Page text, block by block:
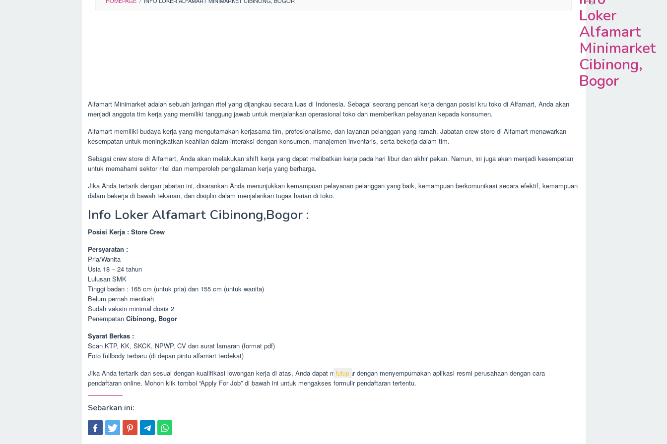
Loker
Alfamart
Minimarket
Cibinong,
Bogor
Alfamart Minimarket adalah sebuah jaringan ritel yang dijangkau secara luas di Indonesia. Sebagai seorang pencari kerja dengan posisi kru toko di Alfamart, Anda akan
menjadi anggota tim kerja yang memiliki tanggung jawab untuk menjalankan operasional toko dan memberikan pelayanan kepada konsumen.
Alfamart memiliki budaya kerja yang mengutamakan kerjasama tim, profesionalisme, dan layanan pelanggan yang ramah. Jabatan crew store di Alfamart menawarkan
kesempatan untuk meningkatkan keahlian dalam interaksi dengan konsumen, manajemen inventaris, serta bekerja dalam tim.
Sebagai crew store di Alfamart, Anda akan melakukan shift kerja yang dapat melibatkan kerja pada hari libur dan akhir pekan. Namun, ini juga akan menjadi kesempatan
untuk memahami sektor ritel dan memperoleh pengalaman kerja yang berharga.
Jika Anda tertarik dengan jabatan ini, disarankan Anda menunjukkan kemampuan pelayanan pelanggan yang baik, kemampuan berkomunikasi secara efektif, kemampuan
dalam bekerja di bawah tekanan, dan disiplin dalam menjalankan tugas harian di toko.
Info Loker Alfamart Cibinong,Bogor :
Posisi Kerja : Store Crew
Persyaratan :
Pria/Wanita
Usia 18 – 24 tahun
Lulusan SMK
Tinggi badan : 165 cm (untuk pria) dan 155 cm (untuk wanita)
Belum pernah menikah
Sudah vaksin minimal dosis 2
Penempatan Cibinong, Bogor
Syarat Berkas :
Scan KTP, KK, SKCK, NPWP, CV dan surat lamaran (format pdf)
Foto fullbody terbaru (di depan pintu alfamart terdekat)
Jika Anda tertarik dan sesuai dengan kualifikasi lowongan kerja di atas, Anda dapat melamar dengan menyempurnakan aplikasi resmi perusahaan dengan cara
pendaftaran online. Mohon klik tombol “Apply For Job” di bawah ini untuk mengakses formulir pendaftaran tertentu.
Sebarkan ini:
tutup